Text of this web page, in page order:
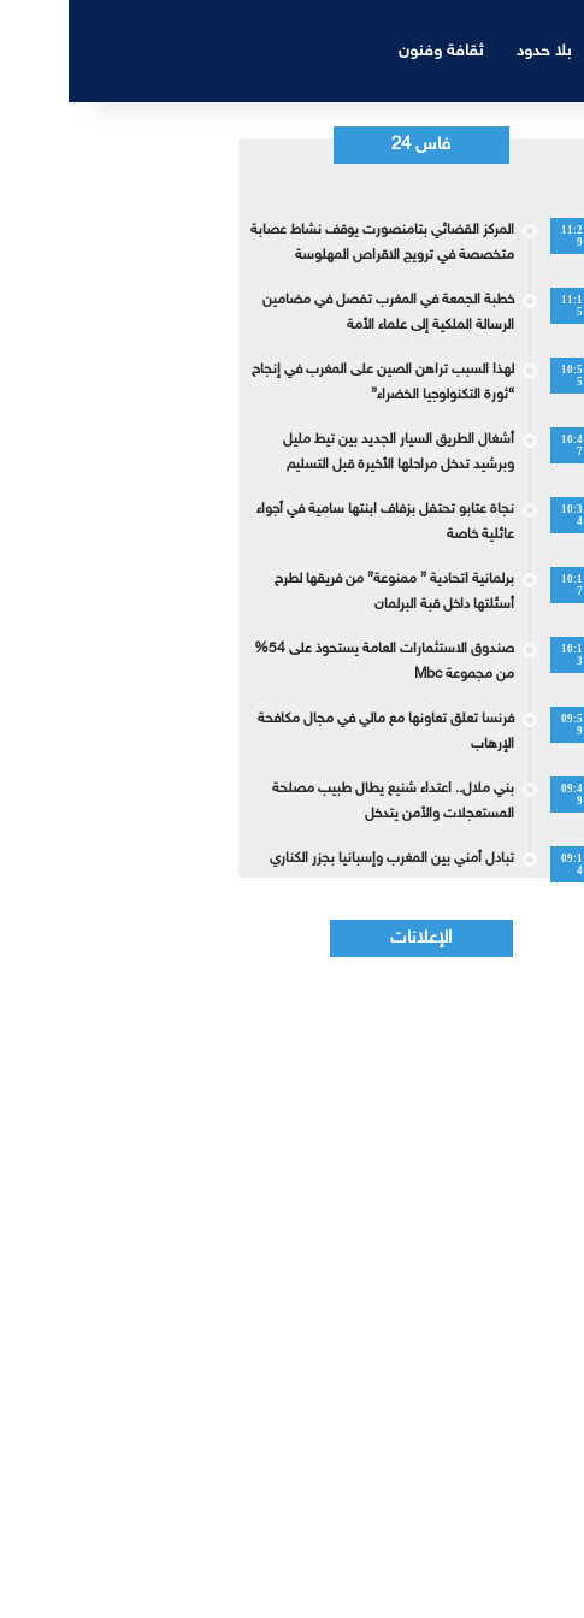
بلا حدود ثقافة وفنون
فاس 24
11:2
9
المركز القضائي بتامنصورت يوقف نشاط عصابة
متخصصة في ترويج الاقراص المهلوسة
11:1
5
خطبة الجمعة في المغرب تفصل في مضامين
الرسالة الملكية إلى علماء الأمة
10:5
5
لهذا السبب تراهن الصين على المغرب في إنجاح
“ثورة التكنولوجيا الخضراء”
10:4
7
أشغال الطريق السيار الجديد بين تيط مليل
وبرشيد تدخل مراحلها الأخيرة قبل التسليم
10:3
4
نجاة عتابو تحتفل بزفاف ابنتها سامية في أجواء
عائلية خاصة
10:1
7
برلمانية اتحادية ” ممنوعة” من فريقها لطرح
أسئلتها داخل قبة البرلمان
10:1
3
صندوق الاستثمارات العامة يستحوذ على 54%
من مجموعة Mbc
09:5
9
فرنسا تعلق تعاونها مع مالي في مجال مكافحة
الإرهاب
09:4
9
بني ملال.. اعتداء شنيع يطال طبيب مصلحة
المستعجلات والأمن يتدخل
09:1
4
تبادل أمني بين المغرب وإسبانيا بجزر الكناري
الإعلانات